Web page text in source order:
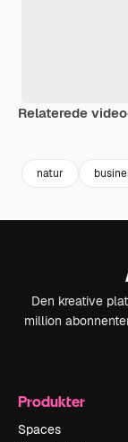
Relaterede
natur
Den kreative
million
Produkter
Spaces